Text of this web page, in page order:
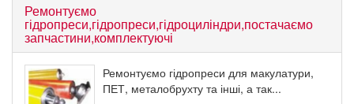
Ремонтуємо
гідропреси,гідропреси,гідроциліндри,постачаємо
запчастини,комплектуючі
Ремонтуємо гідропреси для макулатури,
ПЕТ, металобрухту та інші, а так...